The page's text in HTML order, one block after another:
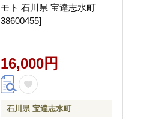
モト 石川県 宝達志水町
38600455]
16,000円
石川県 宝達志水町